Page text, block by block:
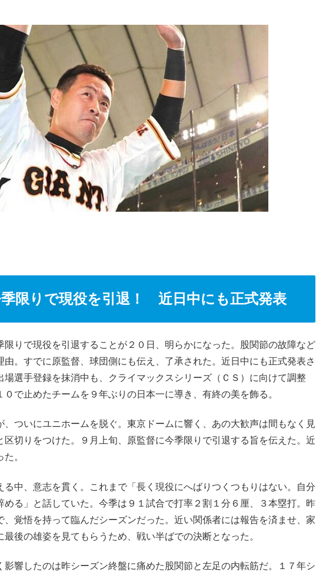
季限りで現役を引退！ 近日中にも正式発表
限りで現役を引退することが２０日、明らかになった。股関節の故障など
。すでに原監督、球団側にも伝え、了承された。近日中にも正式発表さ
選手登録を抹消中も、クライマックスシリーズ（ＣＳ）に向けて調整
で止めたチームを９年ぶりの日本一に導き、有終の美を飾る。
ついにユニホームを脱ぐ。東京ドームに響く、あの大歓声は間もなく見
切りをつけた。９月上旬、原監督に今季限りで引退する旨を伝えた。近
。
る中、意志を貫く。これまで「長く現役にへばりつくつもりはない。自分
る」と話していた。今季は９１試合で打率２割１分６厘、３本塁打。昨
覚悟を持って臨んだシーズンだった。近い関係者には報告を済ませ、家
後の雄姿を見てもらうため、戦い半ばでの決断となった。
響したのは昨シーズン終盤に痛めた股関節と左足の内転筋だ。１７年シ